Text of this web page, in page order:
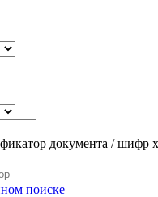
документа / шифр
поиске